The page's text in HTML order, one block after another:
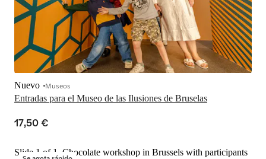
Entradas para el Museo de las Ilusiones de Bruselas
Nuevo Museos
17,50 €
Slide 1 of 1, Chocolate workshop in Brussels with participants